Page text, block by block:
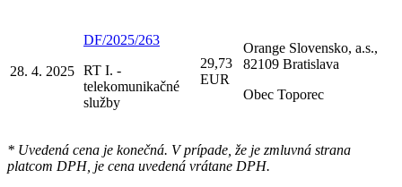
28. 4. 2025
DF/2025/263
RT I. -
telekomunikačné
služby
29,73
EUR
Orange Slovensko, a.s.,
82109 Bratislava
Obec Toporec
* Uvedená cena je konečná. V prípade, že je zmluvná strana
platcom DPH, je cena uvedená vrátane DPH.